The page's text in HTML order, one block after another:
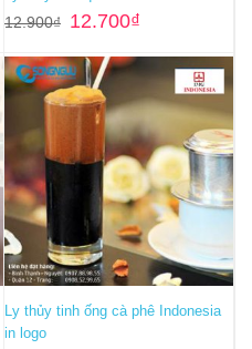
12.900₫ Giá
gốc
12.900₫.
12.700₫
12.700₫.
Ly thủy tinh ống cà phê Indonesia
in logo